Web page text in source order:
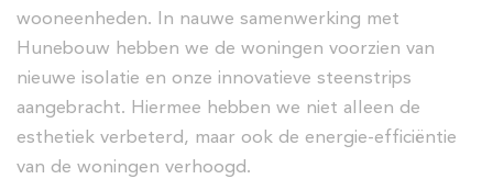
wooneenheden. In nauwe samenwerking met
Hunebouw hebben we de woningen voorzien van
nieuwe isolatie en onze innovatieve steenstrips
aangebracht. Hiermee hebben we niet alleen de
esthetiek verbeterd, maar ook de energie-efficiëntie
van de woningen verhoogd.